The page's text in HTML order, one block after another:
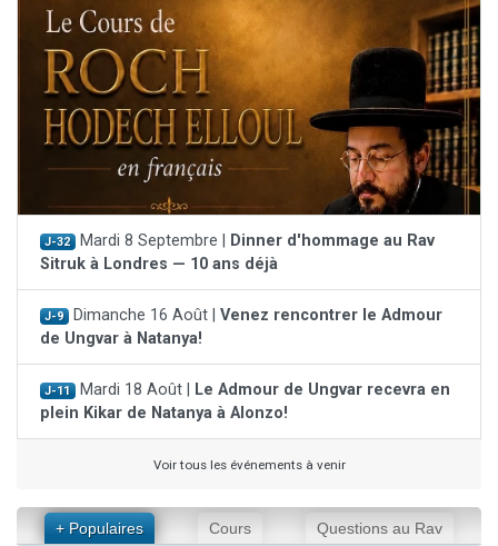
J-32 Mardi 8 Septembre |
Dinner d'hommage au Rav
Sitruk à Londres — 10 ans déjà
J-9 Dimanche 16 Août | Venez rencontrer le Admour
de Ungvar à Natanya!
J-11 Mardi 18 Août |
Le Admour de Ungvar recevra en
plein Kikar de Natanya à Alonzo!
Voir tous les événements à venir
+ Populaires Cours Questions au Rav